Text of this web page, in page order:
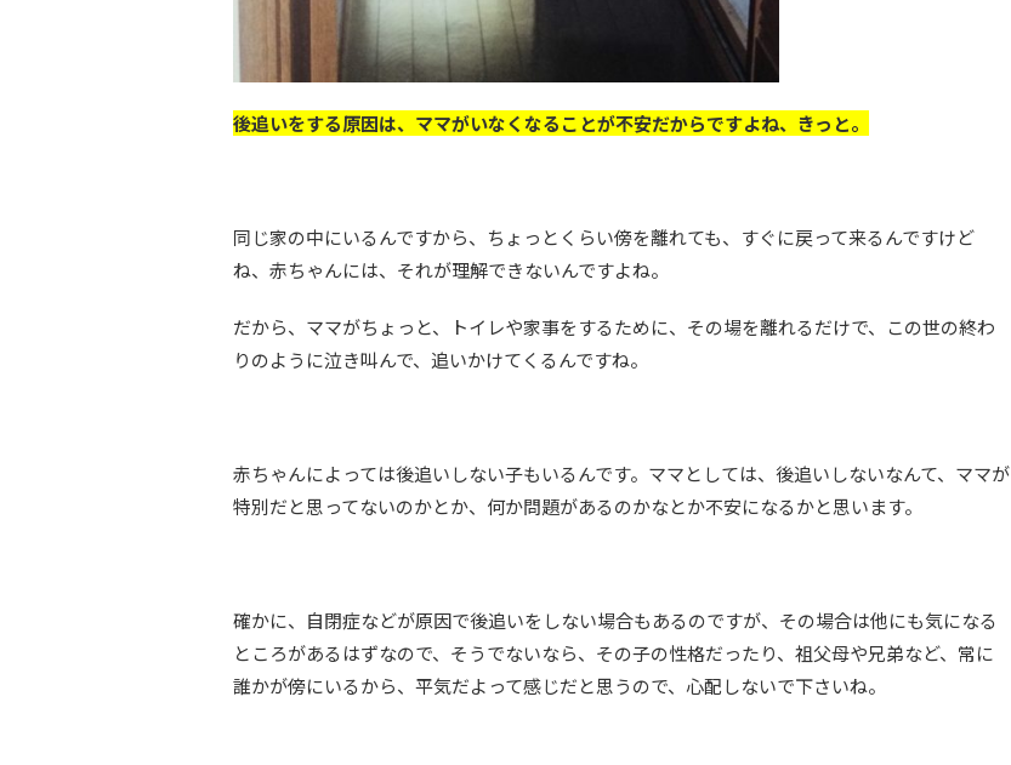
後追いをする原因は、ママがいなくなることが不安だからですよね、きっと。
同じ家の中にいるんですから、ちょっとくらい傍を離れても、すぐに戻って来るんですけど
ね、赤ちゃんには、それが理解できないんですよね。
だから、ママがちょっと、トイレや家事をするために、その場を離れるだけで、この世の終わ
りのように泣き叫んで、追いかけてくるんですね。
赤ちゃんによっては後追いしない子もいるんです。ママとしては、後追いしないなんて、ママが
特別だと思ってないのかとか、何か問題があるのかなとか不安になるかと思います。
確かに、自閉症などが原因で後追いをしない場合もあるのですが、その場合は他にも気になる
ところがあるはずなので、そうでないなら、その子の性格だったり、祖父母や兄弟など、常に
誰かが傍にいるから、平気だよって感じだと思うので、心配しないで下さいね。